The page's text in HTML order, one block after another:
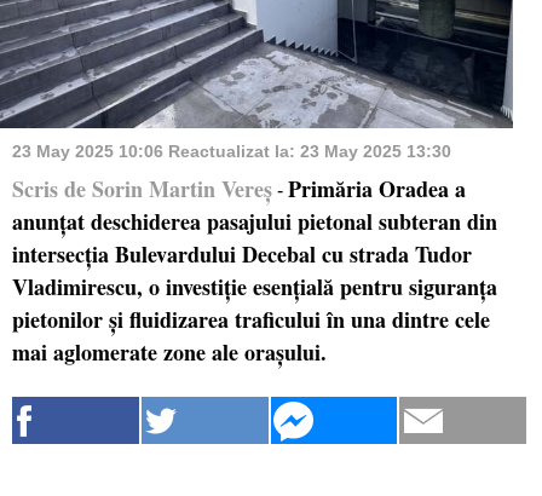
23 May 2025 10:06 Reactualizat la: 23 May 2025 13:30
Scris de Sorin Martin Vereș - Primăria Oradea a
anunțat deschiderea pasajului pietonal subteran din
intersecția Bulevardului Decebal cu strada Tudor
Vladimirescu, o investiție esențială pentru siguranța
pietonilor și fluidizarea traficului în una dintre cele
mai aglomerate zone ale orașului.